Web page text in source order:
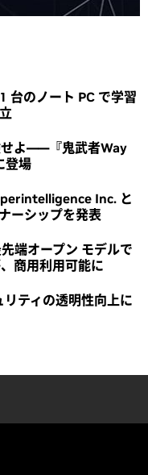
台のノート PC で学習
せよ――『鬼武者Way
登場
Inc. と
ーシップを発表
端オープン モデルで
商用利用可能に
ティの透明性向上に